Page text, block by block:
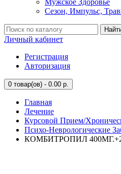
Мужское Здоровье
Сезон, Импульс,
Личный кабинет
Регистрация
Авторизация
0 товар(ов) - 0.00 р.
Главная
Лечение
Курсовой Прием/
Психо-Неврологические
КОМБИТРОПИЛ